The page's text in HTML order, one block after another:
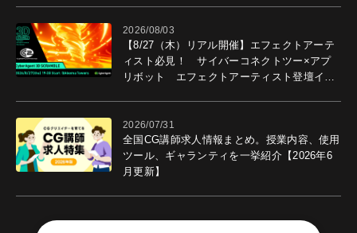
2026/08/03
【8/27（木）リアル開催】エフェクトアーテ
ィスト必見！ サイバーコネクトツー×アプ
リボット エフェクトアーティスト登壇イベ
2026/07/31
全国CG講師求人情報まとめ。授業内容、使用
ツール、ギャランティを一挙紹介【2026年6
月更新】